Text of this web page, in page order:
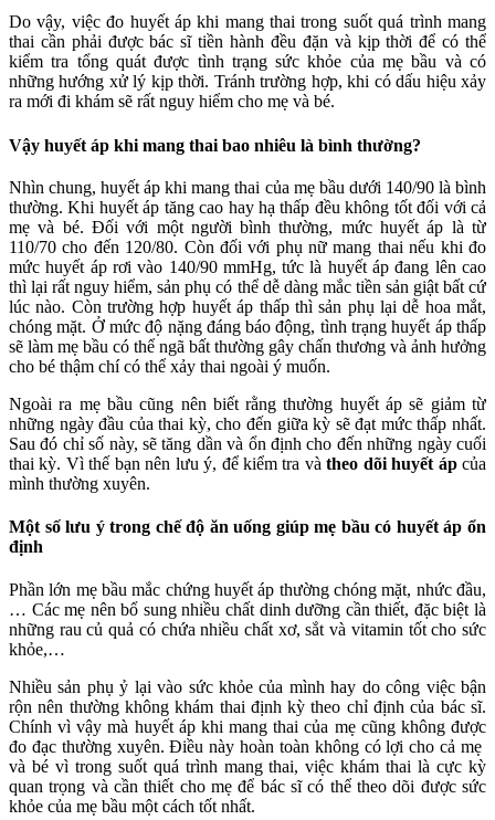
Do vậy, việc đo huyết áp khi mang thai trong suốt quá trình mang
thai cần phải được bác sĩ tiền hành đều đặn và kịp thời để có thể
kiểm tra tổng quát được tình trạng sức khỏe của mẹ bầu và có
những hướng xử lý kịp thời. Tránh trường hợp, khi có dấu hiệu xảy
ra mới đi khám sẽ rất nguy hiểm cho mẹ và bé.
Vậy huyết áp khi mang thai bao nhiêu là bình thường?
Nhìn chung, huyết áp khi mang thai của mẹ bầu dưới 140/90 là bình
thường. Khi huyết áp tăng cao hay hạ thấp đều không tốt đối với cả
mẹ và bé. Đối với một người bình thường, mức huyết áp là từ
110/70 cho đến 120/80. Còn đối với phụ nữ mang thai nếu khi đo
mức huyết áp rơi vào 140/90 mmHg, tức là huyết áp đang lên cao
thì lại rất nguy hiểm, sản phụ có thể dễ dàng mắc tiền sản giật bất cứ
lúc nào. Còn trường hợp huyết áp thấp thì sản phụ lại dễ hoa mắt,
chóng mặt. Ở mức độ nặng đáng báo động, tình trạng huyết áp thấp
sẽ làm mẹ bầu có thể ngã bất thường gây chấn thương và ảnh hưởng
cho bé thậm chí có thể xảy thai ngoài ý muốn.
Ngoài ra mẹ bầu cũng nên biết rằng thường huyết áp sẽ giảm từ
những ngày đầu của thai kỳ, cho đến giữa kỳ sẽ đạt mức thấp nhất.
Sau đó chỉ số này, sẽ tăng dần và ổn định cho đến những ngày cuối
thai kỳ. Vì thế bạn nên lưu ý, để kiểm tra vàtheo dõi huyết ápcủa
mình thường xuyên.
Một số lưu ý trong chế độ ăn uống giúp mẹ bầu có huyết áp ổn
định
Phần lớn mẹ bầu mắc chứng huyết áp thường chóng mặt, nhức đầu,
… Các mẹ nên bổ sung nhiều chất dinh dưỡng cần thiết, đặc biệt là
những rau củ quả có chứa nhiều chất xơ, sắt và vitamin tốt cho sức
khỏe,…
Nhiều sản phụ ỷ lại vào sức khỏe của mình hay do công việc bận
rộn nên thường không khám thai định kỳ theo chỉ định của bác sĩ.
Chính vì vậy mà huyết áp khi mang thai của mẹ cũng không được
đo đạc thường xuyên. Điều này hoàn toàn không có lợi cho cả mẹ
và bé vì trong suốt quá trình mang thai, việc khám thai là cực kỳ
quan trọng và cần thiết cho mẹ để bác sĩ có thể theo dõi được sức
khỏe của mẹ bầu một cách tốt nhất.